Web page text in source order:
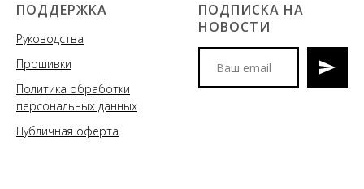
ПОДДЕРЖКА
Руководства
Прошивки
Политика обработки
персональных данных
Публичная оферта
ПОДПИСКА НА
НОВОСТИ